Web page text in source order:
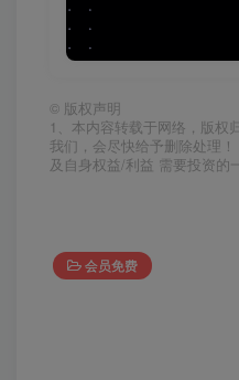
© 版权声明
1、本内容转载于网络，版
我们，会尽快给予删除处理
及自身权益/利益 需要投资的
会员免费